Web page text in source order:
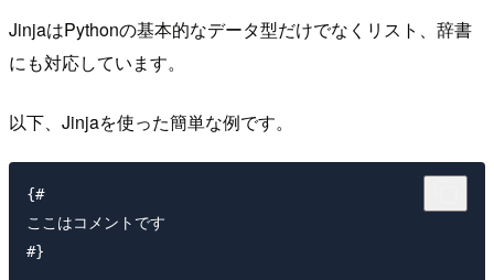
JinjaはPythonの基本的なデータ型だけでなくリスト、辞書
にも対応しています。
以下、Jinjaを使った簡単な例です。
{#
ここはコメントです
#}